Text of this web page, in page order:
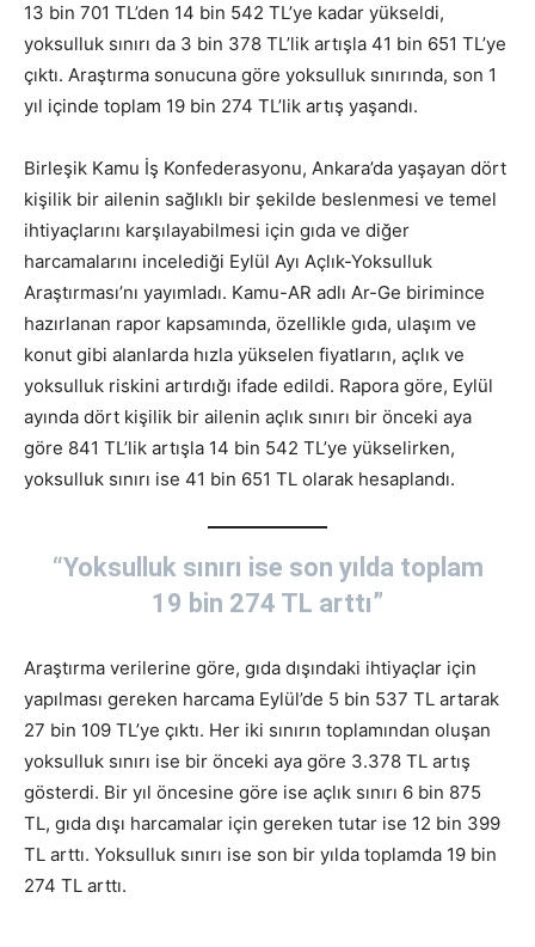
13 bin 701 TL’den 14 bin 542 TL’ye kadar yükseldi,
yoksulluk sınırı da 3 bin 378 TL’lik artışla 41 bin 651 TL’ye
çıktı. Araştırma sonucuna göre yoksulluk sınırında, son 1
yıl içinde toplam 19 bin 274 TL’lik artış yaşandı.
Birleşik Kamu İş Konfederasyonu, Ankara’da yaşayan dört
kişilik bir ailenin sağlıklı bir şekilde beslenmesi ve temel
ihtiyaçlarını karşılayabilmesi için gıda ve diğer
harcamalarını incelediği Eylül Ayı Açlık-Yoksulluk
Araştırması’nı yayımladı. Kamu-AR adlı Ar-Ge birimince
hazırlanan rapor kapsamında, özellikle gıda, ulaşım ve
konut gibi alanlarda hızla yükselen fiyatların, açlık ve
yoksulluk riskini artırdığı ifade edildi. Rapora göre, Eylül
ayında dört kişilik bir ailenin açlık sınırı bir önceki aya
göre 841 TL’lik artışla 14 bin 542 TL’ye yükselirken,
yoksulluk sınırı ise 41 bin 651 TL olarak hesaplandı.
“Yoksulluk sınırı ise son yılda toplam
19 bin 274 TL arttı”
Araştırma verilerine göre, gıda dışındaki ihtiyaçlar için
yapılması gereken harcama Eylül’de 5 bin 537 TL artarak
27 bin 109 TL’ye çıktı. Her iki sınırın toplamından oluşan
yoksulluk sınırı ise bir önceki aya göre 3.378 TL artış
gösterdi. Bir yıl öncesine göre ise açlık sınırı 6 bin 875
TL, gıda dışı harcamalar için gereken tutar ise 12 bin 399
TL arttı. Yoksulluk sınırı ise son bir yılda toplamda 19 bin
274 TL arttı.